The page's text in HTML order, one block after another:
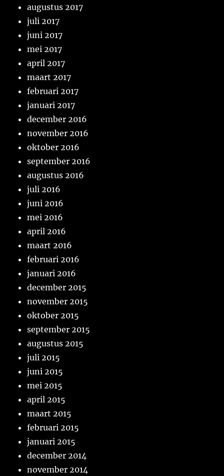
augustus 2017
juli 2017
juni 2017
mei 2017
april 2017
maart 2017
februari 2017
januari 2017
december 2016
november 2016
oktober 2016
september 2016
augustus 2016
juli 2016
juni 2016
mei 2016
april 2016
maart 2016
februari 2016
januari 2016
december 2015
november 2015
oktober 2015
september 2015
augustus 2015
juli 2015
juni 2015
mei 2015
april 2015
maart 2015
februari 2015
januari 2015
december 2014
november 2014